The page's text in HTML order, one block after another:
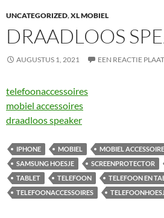
UNCATEGORIZED,XL MOBIEL
DRAADLOOS
AUGUSTUS 1, 2021 EEN REACTIE
telefoonaccessoires
mobiel accessoires
draadloos speaker
IPHONE MOBIEL MOBIEL
SAMSUNG HOESJE
SCREENPROTECTOR
TABLET
TELEFOON
TELEFOON EN
TELEFOONACCESSOIRES